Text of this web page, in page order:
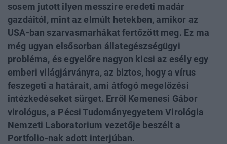
sosem jutott ilyen messzire eredeti madár
gazdáitól, mint az elmúlt hetekben, amikor az
USA-ban szarvasmarhákat fertőzött meg. Ez ma
még ugyan elsősorban állategészségügyi
probléma, és egyelőre nagyon kicsi az esély egy
emberi világjárványra, az biztos, hogy a vírus
feszegeti a határait, ami átfogó megelőzési
intézkedéseket sürget. Erről Kemenesi Gábor
virológus, a Pécsi Tudományegyetem Virológia
Nemzeti Laboratorium vezetője beszélt a
Portfolio-nak adott interjúban.